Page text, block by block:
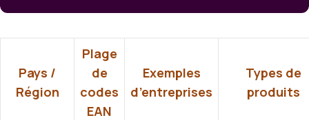
Pays /
Région
Plage
de
codes
EAN
Exemples
d’entreprises
Types de
produits